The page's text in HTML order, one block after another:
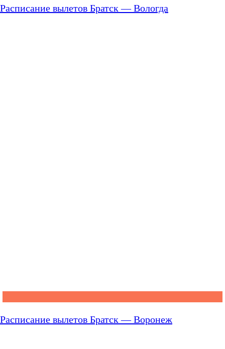
Расписание вылетов Братск — Вологда
Расписание вылетов Братск — Воронеж